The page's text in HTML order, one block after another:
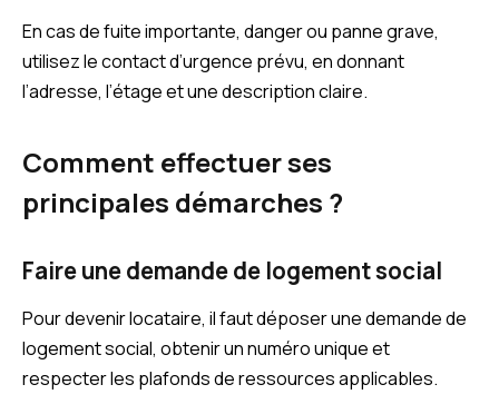
En cas de fuite importante, danger ou panne grave,
utilisez le contact d’urgence prévu, en donnant
l’adresse, l’étage et une description claire.
Comment effectuer ses
principales démarches ?
Faire une demande de logement social
Pour devenir locataire, il faut déposer une demande de
logement social, obtenir un numéro unique et
respecter les plafonds de ressources applicables.